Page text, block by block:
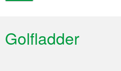
Golfladder